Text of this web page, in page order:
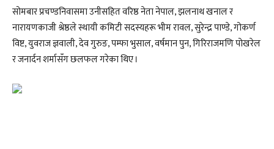
सोमबार प्रचण्डनिवासमा उनीसहित वरिष्ठ नेता नेपाल, झलनाथ खनाल र
नारायणकाजी श्रेष्ठले स्थायी कमिटी सदस्यहरू भीम रावल, सुरेन्द्र पाण्डे, गोकर्ण
विष्ट, युवराज ज्ञवाली, देव गुरुङ, पम्फा भुसाल, वर्षमान पुन, गिरिराजमणि पोखरेल
र जनार्दन शर्मासँग छलफल गरेका थिए ।